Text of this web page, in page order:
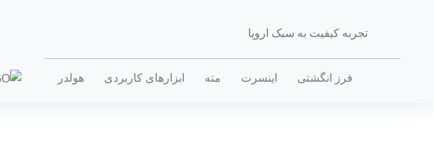
تجربه کیفیت به سبک اروپا
فرز انگشتی اینسرت مته ابزارهای کاربردی هولدر